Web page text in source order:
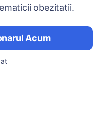
obezitatii.
Acum